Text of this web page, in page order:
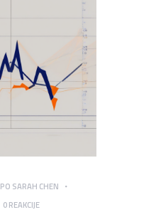
PO SARAH CHEN
0REAKCIJE